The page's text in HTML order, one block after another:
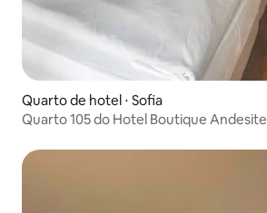
Quarto de hotel ⋅ Sofia
Quarto 105 do Hotel Boutique Andesite